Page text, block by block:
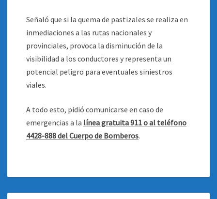
Señaló que si la quema de pastizales se realiza en
inmediaciones a las rutas nacionales y
provinciales, provoca la disminución de la
visibilidad a los conductores y representa un
potencial peligro para eventuales siniestros
viales.
A todo esto, pidió comunicarse en caso de
emergencias a la línea gratuita 911 o al teléfono
4428-888 del Cuerpo de Bomberos.